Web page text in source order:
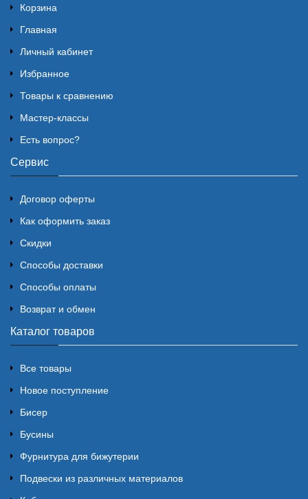
Корзина
Главная
Личный кабинет
Избранное
Товары к сравнению
Мастер-классы
Есть вопрос?
Сервис
Договор оферты
Как оформить заказ
Скидки
Способы доставки
Способы оплаты
Возврат и обмен
Каталог товаров
Все товары
Новое поступление
Бисер
Бусины
Фурнитура для бижутерии
Подвески из различных материалов